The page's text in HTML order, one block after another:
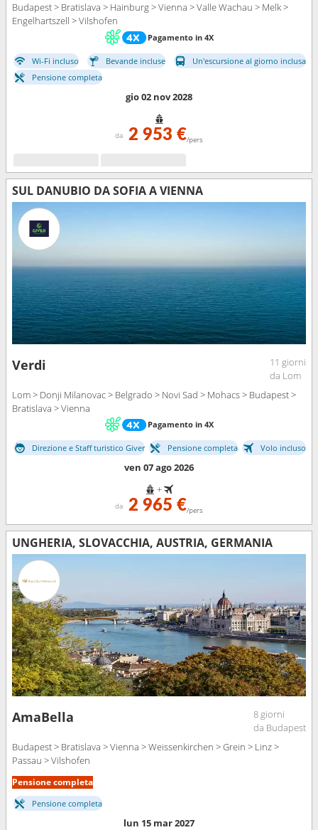
Budapest > Bratislava > Hainburg > Vienna > Valle Wachau > Melk >
Engelhartszell > Vilshofen
Pagamento in 4X
Wi-Fi incluso Bevande incluse
Un'escursione al giorno inclusa
Pensione completa
gio 02 nov 2028
da 2 953 €/pers
SUL DANUBIO DA SOFIA A VIENNA
Verdi
11 giorni
da Lom
Lom > Donji Milanovac > Belgrado > Novi Sad > Mohacs > Budapest >
Bratislava > Vienna
Pagamento in 4X
Direzione e Staff turistico Giver Pensione completa Volo incluso
ven 07 ago 2026
+
da 2 965 €/pers
UNGHERIA, SLOVACCHIA, AUSTRIA, GERMANIA
AmaBella
8 giorni
da Budapest
Budapest > Bratislava > Vienna > Weissenkirchen > Grein > Linz >
Passau > Vilshofen
Pensione completa
Pensione completa
lun 15 mar 2027